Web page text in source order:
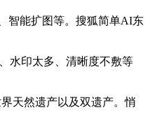
智能扩图等。搜狐简单AI东
水印太多、清晰度不敷等
天然遗产以及双遗产。悄